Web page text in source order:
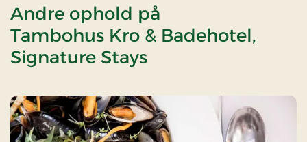
Andre ophold på
Tambohus Kro & Badehotel,
Signature Stays